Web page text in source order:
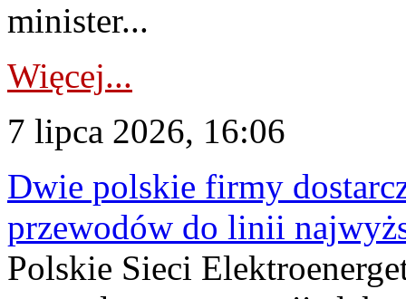
minister...
Więcej...
7 lipca 2026, 16:06
Dwie polskie firmy
przewodów do linii
Polskie Sieci